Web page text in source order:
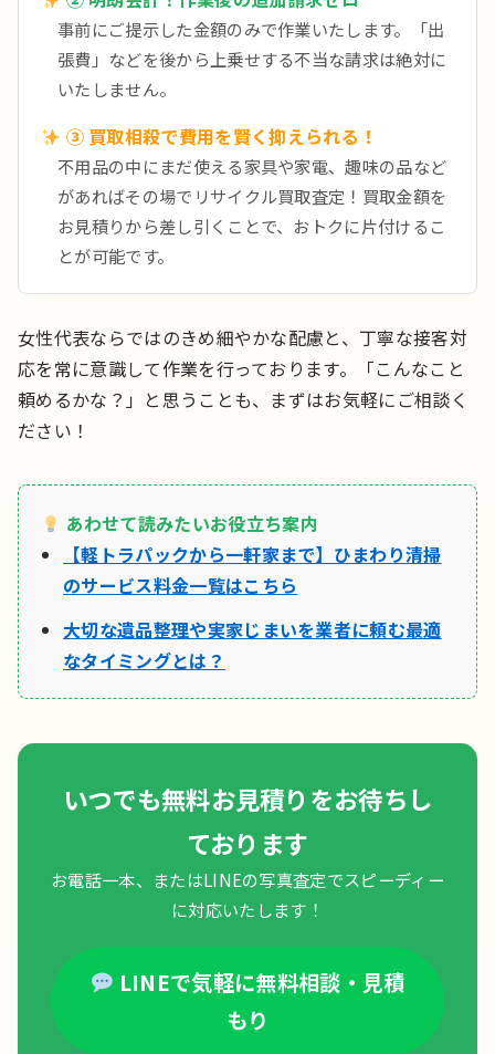
事前にご提示した金額のみで作業いたします。「出
張費」などを後から上乗せする不当な請求は絶対に
いたしません。
③ 買取相殺で費用を賢く抑えられる！
不用品の中にまだ使える家具や家電、趣味の品など
があればその場でリサイクル買取査定！買取金額を
お見積りから差し引くことで、おトクに片付けるこ
とが可能です。
女性代表ならではのきめ細やかな配慮と、丁寧な接客対
応を常に意識して作業を行っております。「こんなこと
頼めるかな？」と思うことも、まずはお気軽にご相談く
ださい！
あわせて読みたいお役立ち案内
【軽トラパックから一軒家まで】ひまわり清掃
のサービス料金一覧はこちら
大切な遺品整理や実家じまいを業者に頼む最適
なタイミングとは？
いつでも無料お見積りをお待ちし
ております
お電話一本、またはLINEの写真査定でスピーディー
に対応いたします！
LINEで気軽に無料相談・見積
もり